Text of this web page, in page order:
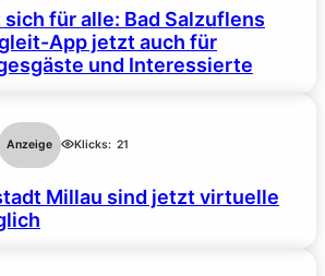
sich für alle: Bad Salzuflens
App jetzt auch für
und Interessierte
Anzeige Klicks: 21
Millau sind jetzt virtuelle